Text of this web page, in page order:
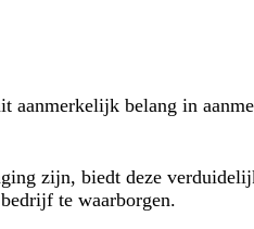
aanmerkelijk belang in
zijn, biedt deze
te waarborgen.